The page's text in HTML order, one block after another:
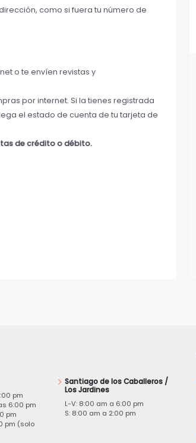
como si fuera tu número de
o te envíen revistas y
por internet. Si la tienes registrada
el estado de cuenta de tu tarjeta de
de crédito o débito.
pm
6:00 pm
pm
pm (solo
Santiago de los Caballeros /
Los Jardines
L-V: 8:00 am a 6:00 pm
S: 8:00 am a 2:00 pm